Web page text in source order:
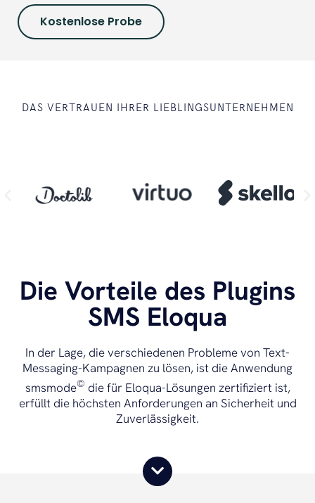
Kostenlose Probe
DAS VERTRAUEN IHRER LIEBLINGSUNTERNEHMEN
Die Vorteile des Plugins
SMS Eloqua
In der Lage, die verschiedenen Probleme von Text-
Messaging-Kampagnen zu lösen, ist die Anwendung
smsmode© die für Eloqua-Lösungen zertifiziert ist,
erfüllt die höchsten Anforderungen an Sicherheit und
Zuverlässigkeit.